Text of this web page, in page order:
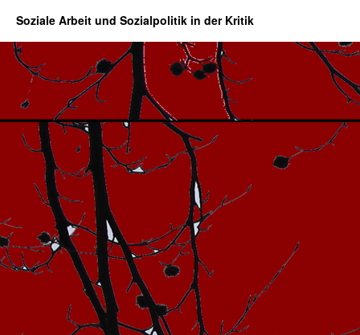
Soziale Arbeit und Sozialpolitik in der Kritik